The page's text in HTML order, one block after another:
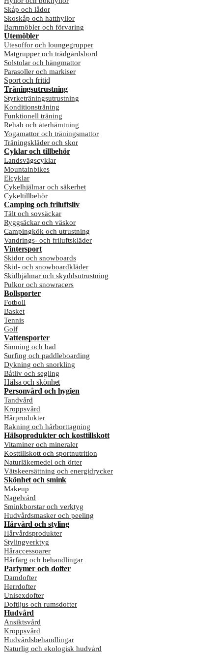
Skåp och lådor
Skoskåp och hatthyllor
Barnmöbler och förvaring
Utemöbler
Utesoffor och loungegrupper
Matgrupper och trädgårdsbord
Solstolar och hängmattor
Parasoller och markiser
Sport och fritid
Träningsutrustning
Styrketräningsutrustning
Konditionsträning
Funktionell träning
Rehab och återhämtning
Yogamattor och träningsmattor
Träningskläder och skor
Cyklar och tillbehör
Landsvägscyklar
Mountainbikes
Elcyklar
Cykelhjälmar och säkerhet
Cykeltillbehör
Camping och friluftsliv
Tält och sovsäckar
Ryggsäckar och väskor
Campingkök och utrustning
Vandrings- och friluftskläder
Vintersport
Skidor och snowboards
Skid- och snowboardkläder
Skidhjälmar och skyddsutrustning
Pulkor och snowracers
Bollsporter
Fotboll
Basket
Tennis
Golf
Vattensporter
Simning och bad
Surfing och paddleboarding
Dykning och snorkling
Båtliv och segling
Hälsa och skönhet
Personvård och hygien
Tandvård
Kroppsvård
Hårprodukter
Rakning och hårborttagning
Hälsoprodukter och kosttillskott
Vitaminer och mineraler
Kosttillskott och sportnutrition
Naturläkemedel och örter
Vätskeersättning och energidrycker
Skönhet och smink
Makeup
Nagelvård
Sminkborstar och verktyg
Hudvårdsmasker och peeling
Hårvård och styling
Hårvårdsprodukter
Stylingverktyg
Håraccessoarer
Hårfärg och behandlingar
Parfymer och dofter
Damdofter
Herrdofter
Unisexdofter
Doftljus och rumsdofter
Hudvård
Ansiktsvård
Kroppsvård
Hudvårdsbehandlingar
Naturlig och ekologisk hudvård